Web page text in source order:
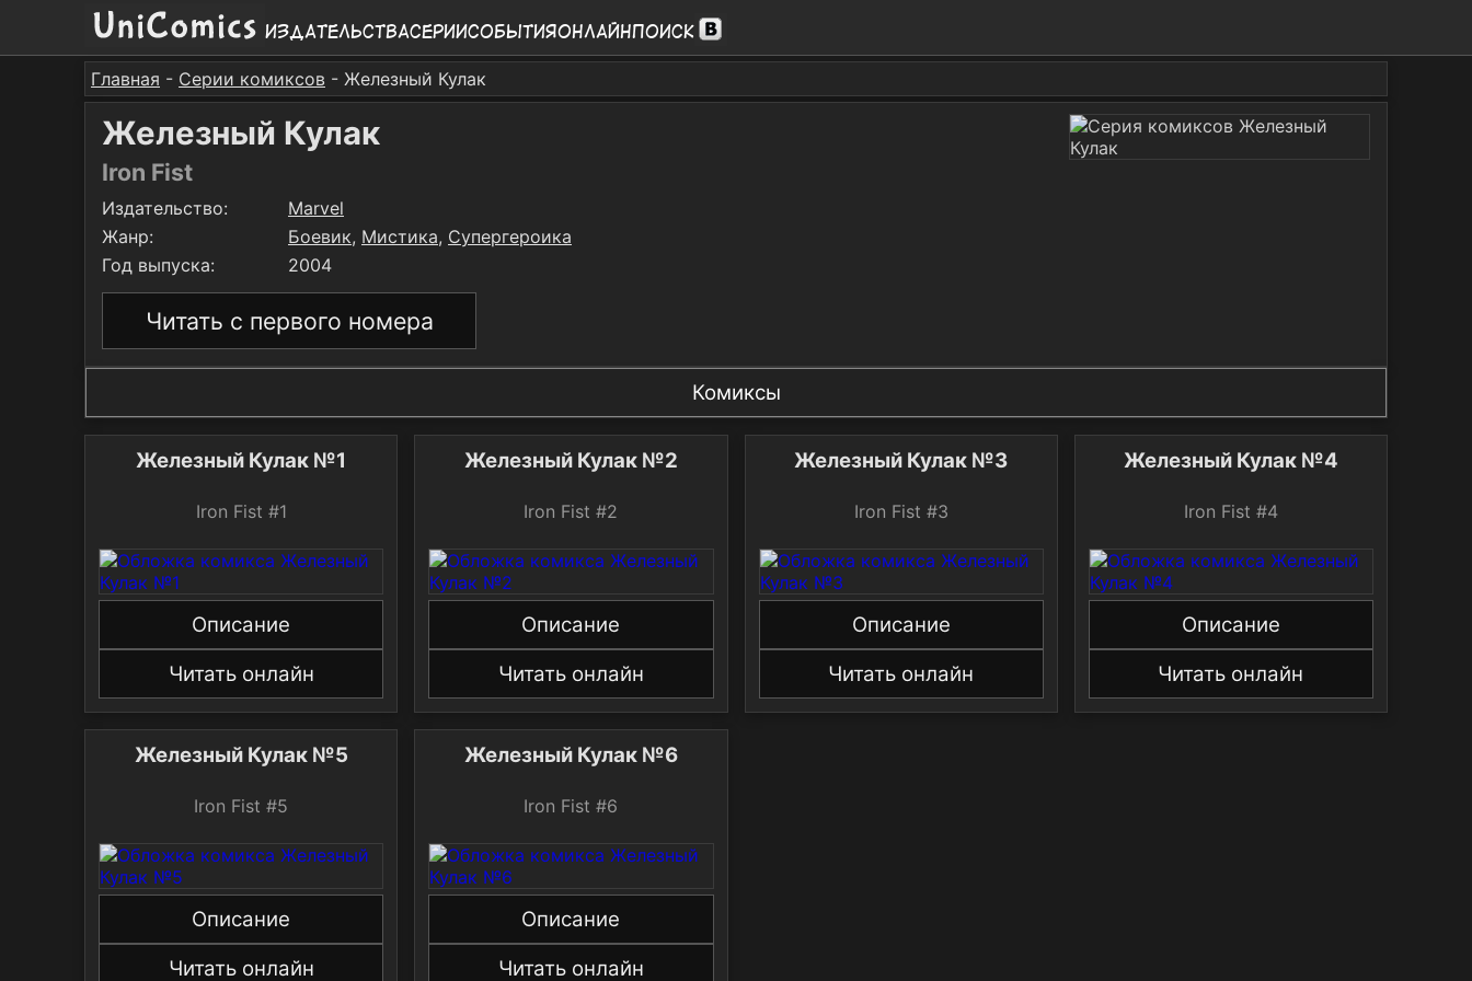
ИздательстваСерииСобытияОнлайнПоиск
Главная - Серии комиксов - Железный Кулак
Железный Кулак
Iron Fist
Издательство:
Marvel
Жанр:
Боевик, Мистика, Супергероика
Год выпуска:
2004
Читать с первого номера
Комиксы
Железный Кулак №1
Iron Fist #1
Описание
Читать онлайн
Железный Кулак №2
Iron Fist #2
Описание
Читать онлайн
Железный Кулак №3
Iron Fist #3
Описание
Читать онлайн
Железный Кулак №4
Iron Fist #4
Описание
Читать онлайн
Железный Кулак №5
Iron Fist #5
Описание
Читать онлайн
Железный Кулак №6
Iron Fist #6
Описание
Читать онлайн